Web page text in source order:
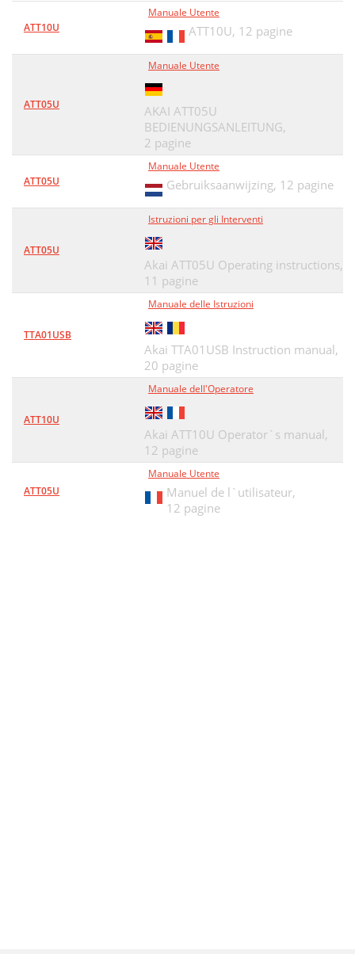
ATT10U
Manuale Utente
ATT10U, 12 pagine
ATT05U
Manuale Utente
AKAI ATT05U
BEDIENUNGSANLEITUNG,
2 pagine
ATT05U
Manuale Utente
Gebruiksaanwijzing, 12 pagine
ATT05U
Istruzioni per gli Interventi
Akai ATT05U Operating instructions,
11 pagine
TTA01USB
Manuale delle Istruzioni
Akai TTA01USB Instruction manual,
20 pagine
ATT10U
Manuale dell'Operatore
Akai ATT10U Operator`s manual,
12 pagine
ATT05U
Manuale Utente
Manuel de l`utilisateur,
12 pagine